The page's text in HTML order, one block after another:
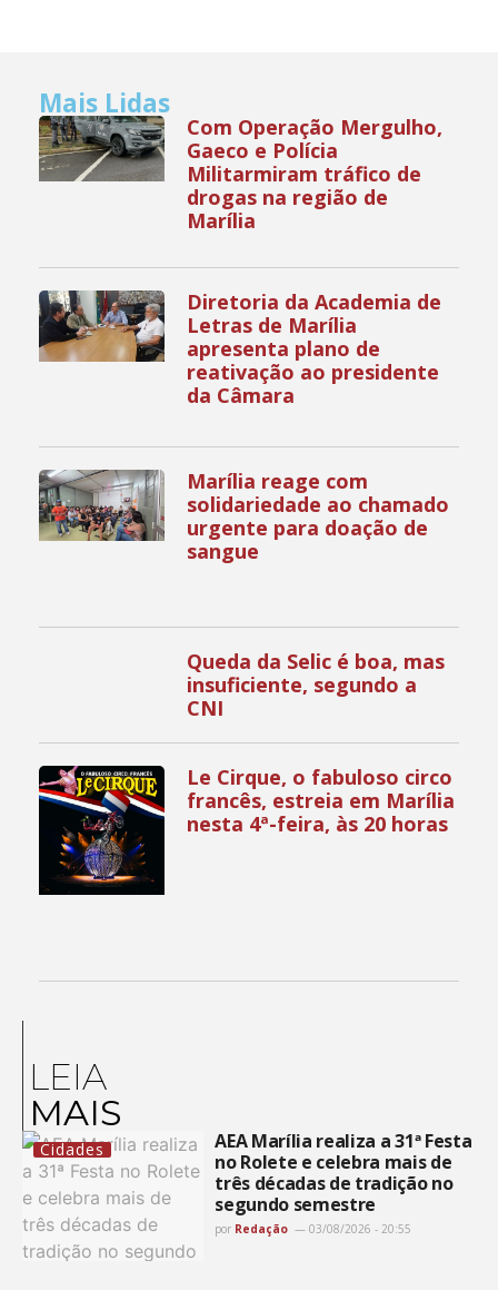
Mais Lidas
Com Operação Mergulho,
Gaeco e Polícia
Militarmiram tráfico de
drogas na região de
Marília
Diretoria da Academia de
Letras de Marília
apresenta plano de
reativação ao presidente
da Câmara
Marília reage com
solidariedade ao chamado
urgente para doação de
sangue
Queda da Selic é boa, mas
insuficiente, segundo a
CNI
Le Cirque, o fabuloso circo
francês, estreia em Marília
nesta 4ª-feira, às 20 horas
LEIA
MAIS
Cidades
AEA Marília realiza a 31ª Festa
no Rolete e celebra mais de
três décadas de tradição no
segundo semestre
por Redação 03/08/2026 - 20:55